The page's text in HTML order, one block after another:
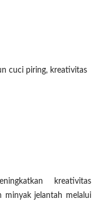
cuci piring, kreativitas
kreativitas
minyak jelantah melalui